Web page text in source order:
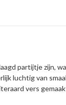
partijtje zijn,
luchtig van
vers